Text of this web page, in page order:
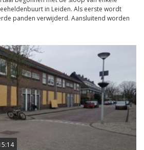
in Leiden. Als eerste wordt
panden verwijderd. Aansluitend worden